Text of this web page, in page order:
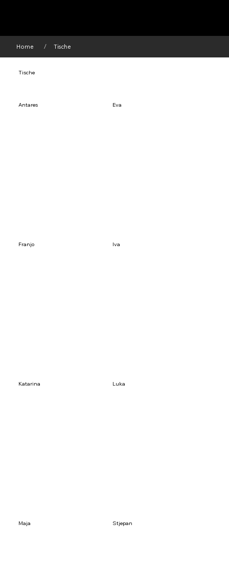
Home / Tische
Antares Eva
Franjo Iva
Katarina Luka
Maja Stjepan
Tische